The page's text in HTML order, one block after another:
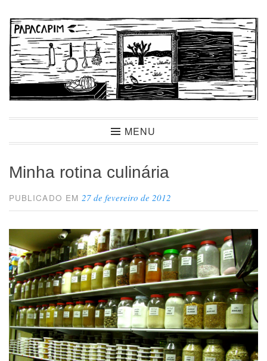
para
conteúdo
PapacapimMENU
Minha rotina culinária
PUBLICADO EM 27 de fevereiro de 2012